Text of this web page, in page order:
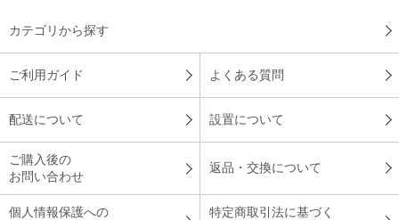
カテゴリから探す
ご利用ガイド よくある質問
配送について 設置について
ご購入後の
お問い合わせ
返品・交換について
個人情報保護への
特定商取引法に基づく